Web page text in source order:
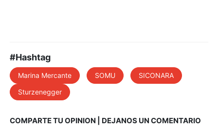
#Hashtag
Marina Mercante SOMU
SICONARA
Sturzenegger
COMPARTE TU OPINION | DEJANOS UN COMENTARIO